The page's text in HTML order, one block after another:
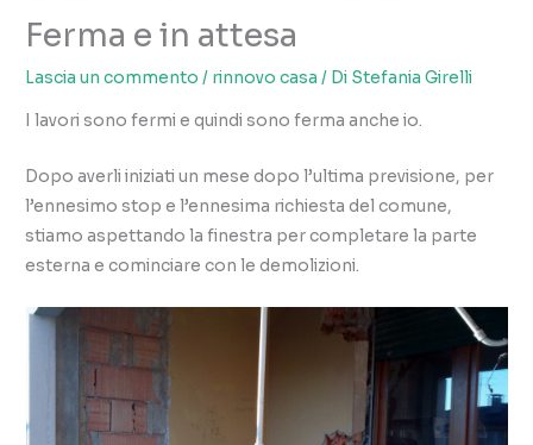
Ferma e in attesa
Lascia un commento / rinnovo casa / Di Stefania Girelli
I lavori sono fermi e quindi sono ferma anche io.
Dopo averli iniziati un mese dopo l’ultima previsione, per
l’ennesimo stop e l’ennesima richiesta del comune,
stiamo aspettando la finestra per completare la parte
esterna e cominciare con le demolizioni.